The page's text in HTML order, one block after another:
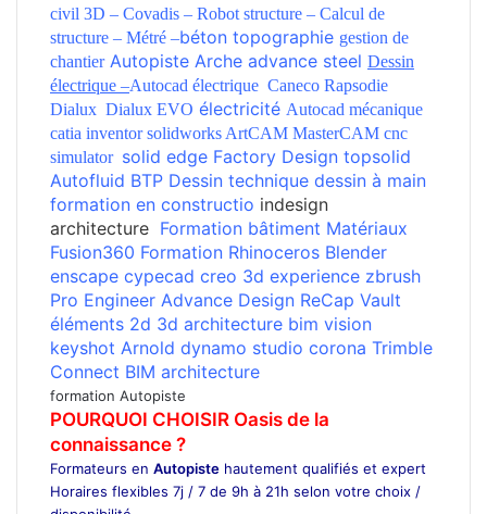
civil 3D – Covadis – Robot structure – Calcul de
structure – Métré –béton topographie gestion de
chantier Autopiste Arche advance steel Dessin
électrique –Autocad électrique Caneco Rapsodie
Dialux Dialux EVO électricité Autocad mécanique
catia inventor solidworks ArtCAM MasterCAM cnc
simulator solid edge Factory Design topsolid
Autofluid BTP Dessin technique dessin à main
formation en constructio indesign
architecture Formation bâtiment Matériaux
Fusion360 Formation Rhinoceros Blender
enscape cypecad creo 3d experience zbrush
Pro Engineer Advance Design ReCap Vault
éléments 2d 3d architecture bim vision
keyshot Arnold dynamo studio corona Trimble
Connect BIM architecture
formation Autopiste
POURQUOI CHOISIR Oasis de la
connaissance ?
Formateurs en Autopiste hautement qualifiés et expert
Horaires flexibles 7j / 7 de 9h à 21h selon votre choix /